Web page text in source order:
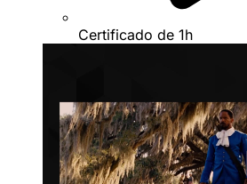
Certificado de 1h